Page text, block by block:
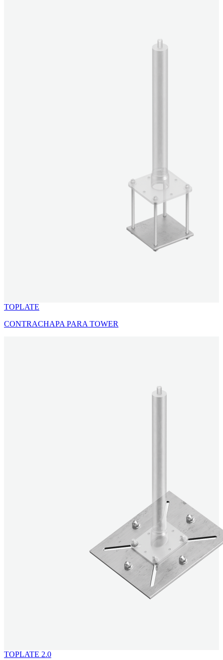
TOPLATE
CONTRACHAPA PARA TOWER
TOPLATE 2.0